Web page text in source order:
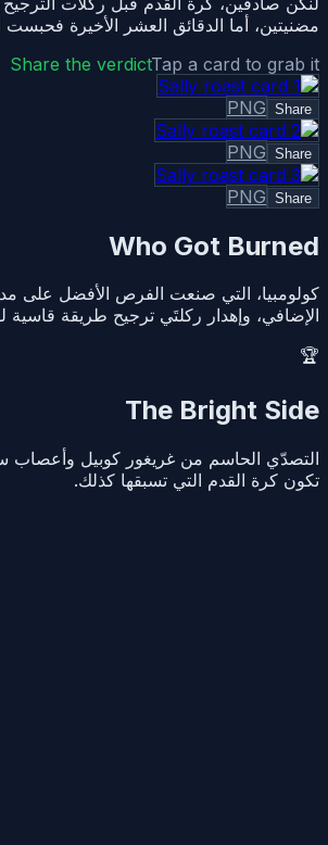
مضنيتين، أما الدقائق العشر الأخيرة فحبست
Share the verdictTap a card to grab it
Share
PNG
Share
PNG
Share
PNG
Who Got Burned
كولومبيا، التي صنعت الفرص الأفضل على
الإضافي، وإهدار ركلتَي ترجيح طريقة
🏆
The Bright Side
تكون كرة القدم التي تسبقها كذلك.